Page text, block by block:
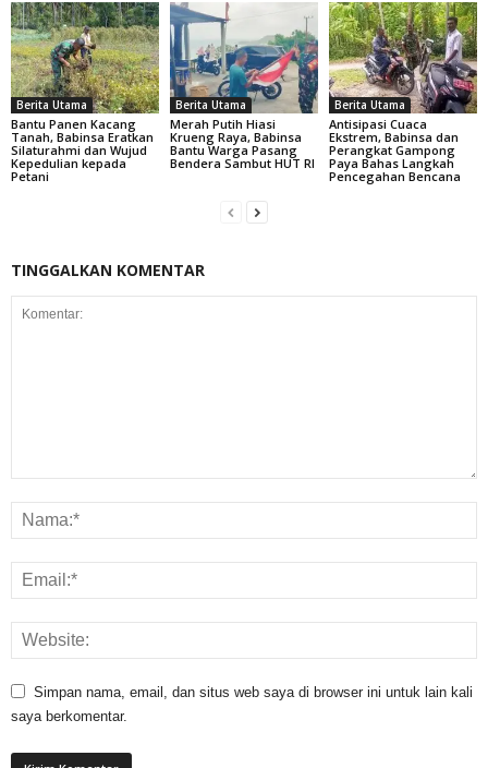
Berita Utama
Bantu Panen Kacang
Tanah, Babinsa Eratkan
Silaturahmi dan Wujud
Kepedulian kepada
Petani
Berita Utama
Merah Putih Hiasi
Krueng Raya, Babinsa
Bantu Warga Pasang
Bendera Sambut HUT RI
Berita Utama
Antisipasi Cuaca
Ekstrem, Babinsa dan
Perangkat Gampong
Paya Bahas Langkah
Pencegahan Bencana
TINGGALKAN KOMENTAR
Simpan nama, email, dan situs web saya di browser ini untuk lain kali
saya berkomentar.